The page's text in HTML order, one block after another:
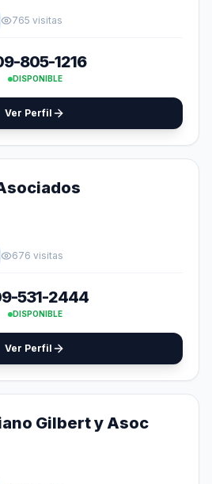
765 visitas
805-1216
DISPONIBLE
Ver Perfil
676 visitas
531-2444
DISPONIBLE
Ver Perfil
Gilbert y Asoc